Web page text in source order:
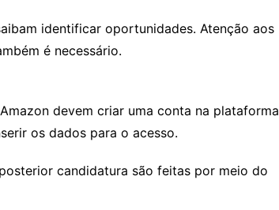
identificar oportunidades. Atenção aos
é necessário.
devem criar uma conta na plataforma
os dados para o acesso.
candidatura são feitas por meio do